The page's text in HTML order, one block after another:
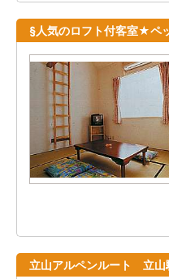
§人気のロフト付客室★ペ
立山アルペンルート 立